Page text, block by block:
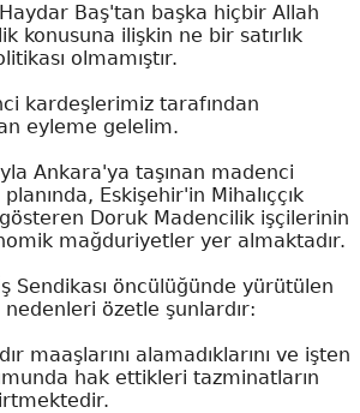
Baş'tan başka hiçbir Allah
konusuna ilişkin ne bir satırlık
olmamıştır.
kardeşlerimiz tarafından
eyleme gelelim.
Ankara'ya taşınan madenci
Eskişehir'in Mihalıççık
Doruk Madencilik işçilerinin
mağduriyetler yer almaktadır.
Sendikası öncülüğünde yürütülen
özetle şunlardır:
maaşlarını alamadıklarını ve işten
hak ettikleri tazminatların